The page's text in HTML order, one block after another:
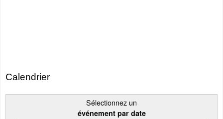
Calendrier
Sélectionnez un
événement par date